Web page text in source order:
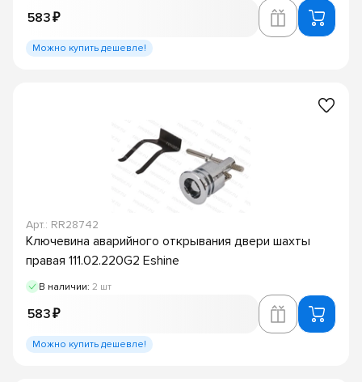
583 ₽
Можно купить дешевле!
Арт.: RR28742
Ключевина аварийного открывания двери шахты
правая 111.02.220G2 Eshine
В наличии: 2 шт
583 ₽
Можно купить дешевле!